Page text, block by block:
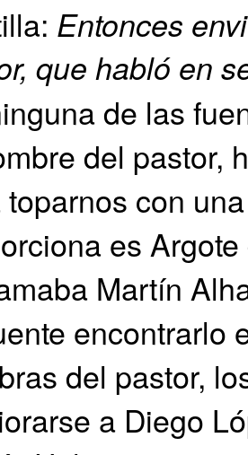
Entonces
que habló en
de las
del pastor,
toparnos con
es
Martín
encontrarlo
del pastor,
a Diego